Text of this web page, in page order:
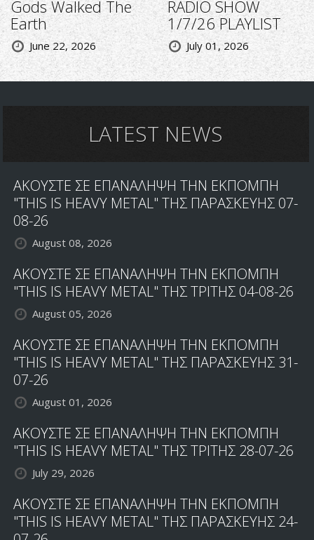
Gods Walked The
Earth
June 22, 2026
RADIO SHOW
1/7/26 PLAYLIST
July 01, 2026
LATEST NEWS
ΑΚΟΥΣΤΕ ΣΕ ΕΠΑΝΑΛΗΨΗ ΤΗΝ ΕΚΠΟΜΠΗ
"THIS IS HEAVY METAL" ΤΗΣ ΠΑΡΑΣΚΕΥΗΣ 07-
08-26
August 08, 2026
ΑΚΟΥΣΤΕ ΣΕ ΕΠΑΝΑΛΗΨΗ ΤΗΝ ΕΚΠΟΜΠΗ
"THIS IS HEAVY METAL" ΤΗΣ ΤΡΙΤΗΣ 04-08-26
August 05, 2026
ΑΚΟΥΣΤΕ ΣΕ ΕΠΑΝΑΛΗΨΗ ΤΗΝ ΕΚΠΟΜΠΗ
"THIS IS HEAVY METAL" ΤΗΣ ΠΑΡΑΣΚΕΥΗΣ 31-
07-26
August 01, 2026
ΑΚΟΥΣΤΕ ΣΕ ΕΠΑΝΑΛΗΨΗ ΤΗΝ ΕΚΠΟΜΠΗ
"THIS IS HEAVY METAL" ΤΗΣ ΤΡΙΤΗΣ 28-07-26
July 29, 2026
ΑΚΟΥΣΤΕ ΣΕ ΕΠΑΝΑΛΗΨΗ ΤΗΝ ΕΚΠΟΜΠΗ
"THIS IS HEAVY METAL" ΤΗΣ ΠΑΡΑΣΚΕΥΗΣ 24-